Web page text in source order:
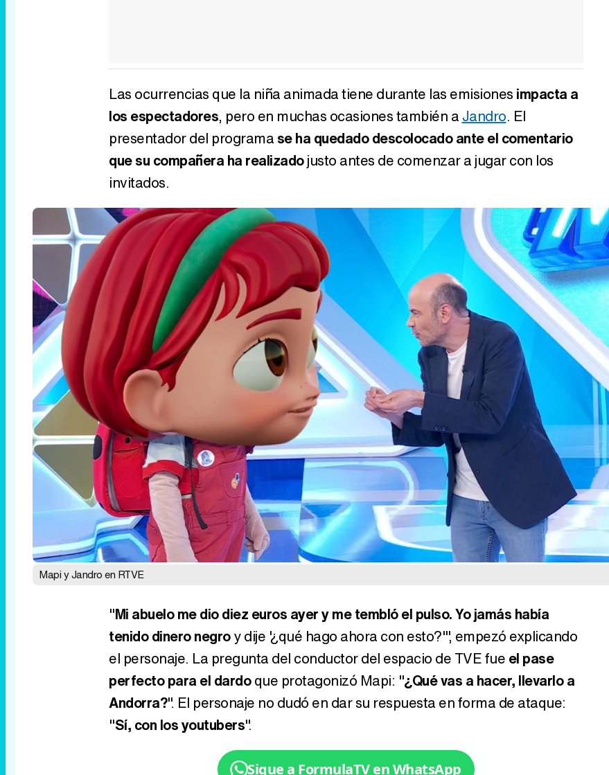
Las ocurrencias que la niña animada tiene durante las emisiones impacta a
los espectadores, pero en muchas ocasiones también a Jandro. El
presentador del programase ha quedado descolocado ante el comentario
que su compañera ha realizadojusto antes de comenzar a jugar con los
invitados.
Mapi y Jandro en RTVE
"Mi abuelo me dio diez euros ayer y me tembló el pulso. Yo jamás había
tenido dinero negroy dije '¿qué hago ahora con esto?'", empezó explicando
el personaje. La pregunta del conductor del espacio de TVE fue el pase
perfecto para el dardoque protagonizó Mapi: "¿Qué vas a hacer, llevarlo a
Andorra?". El personaje no dudó en dar su respuesta en forma de ataque:
"Sí, con los youtubers".
Sigue a FormulaTV en WhatsApp